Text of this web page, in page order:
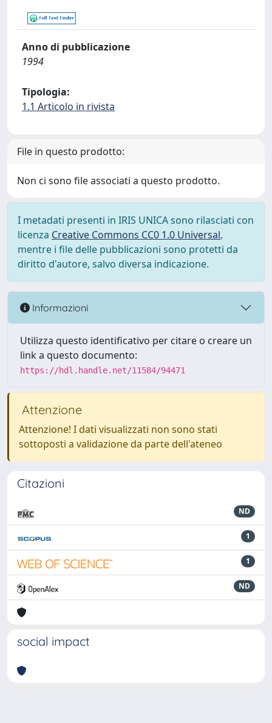
Anno di pubblicazione
1994
Tipologia:
1.1 Articolo in rivista
File in questo prodotto:
Non ci sono file associati a questo prodotto.
I metadati presenti in IRIS UNICA sono rilasciati con
licenza Creative Commons CC0 1.0 Universal,
mentre i file delle pubblicazioni sono protetti da
diritto d'autore, salvo diversa indicazione.
Informazioni
Utilizza questo identificativo per citare o creare un
link a questo documento:
https://hdl.handle.net/11584/94471
Attenzione
Attenzione! I dati visualizzati non sono stati
sottoposti a validazione da parte dell'ateneo
Citazioni
ND
1
1
ND
social impact